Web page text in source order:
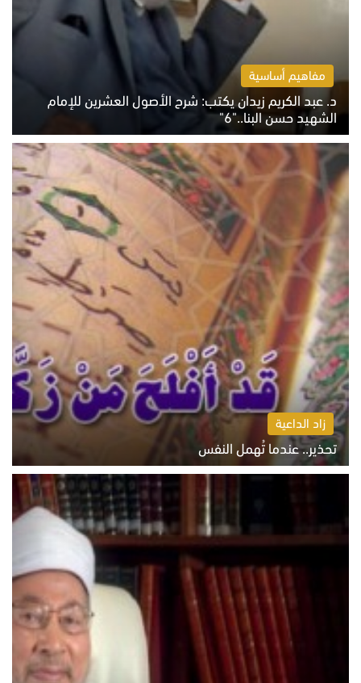
مفاهيم أساسية
د. عبد الكريم زيدان يكتب: شرح الأصول العشرين للإمام
الشهيد حسن البنا.."6"
الاثنين 10 أغسطس 2026 10:48 ص
زاد الداعية
تحذير.. عندما تُهمل النفس
الاثنين 10 أغسطس 2026 11:11 ص